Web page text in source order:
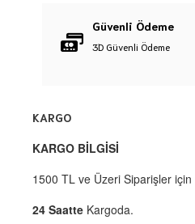
Güvenli Ödeme
3D Güvenli Ödeme
KARGO
KARGO BİLGİSİ
1500 TL ve Üzeri Siparişler için
24 Saatte Kargoda.